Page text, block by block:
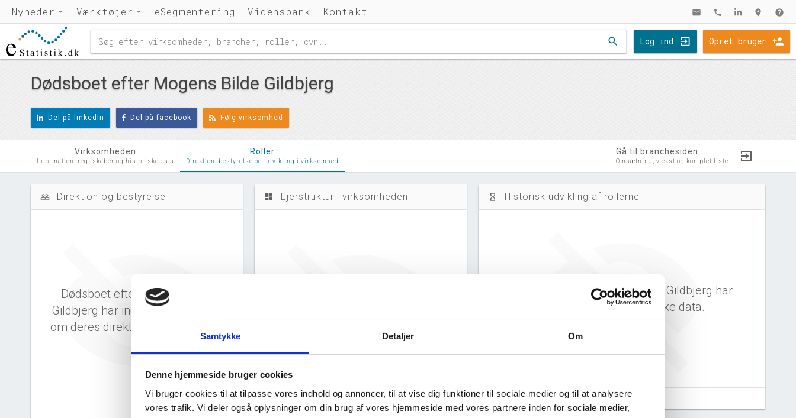
Samtykke Detaljer Om
Denne hjemmeside bruger cookies
Vi bruger cookies til at tilpasse vores indhold og annoncer, til at vise dig funktioner til sociale medier og til at analysere
vores trafik. Vi deler også oplysninger om din brug af vores hjemmeside med vores partnere inden for sociale medier,
Nyheder Værktøjer eSegmentering Vidensbank Kontakt mail phone location_on help
search Log ind Opret bruger
Dødsboet efter Mogens Bilde Gildbjerg
Del på linkedIn Del på facebook Følg virksomhed
Virksomheden
Information, regnskaber og historiske data
Roller
Direktion, bestyrelse og udvikling i virksomhed
Gå til branchesiden
Omsætning, vækst og komplet liste
people_outline Direktion og bestyrelse
Dødsboet efter Mogens Bilde
Gildbjerg har ingen offentlig data
om deres direktion og bestyrelse.
dashboard Ejerstruktur i virksomheden hourglass_empty Historisk udvikling af rollerne
Dødsboet efter Mogens Bilde Gildbjerg har
ingen offentlige, historiske data.
Kilde: Specialudtræk fra CVR.